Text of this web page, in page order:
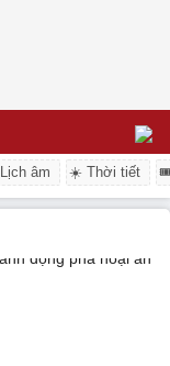
âm ☀️ Thời tiết